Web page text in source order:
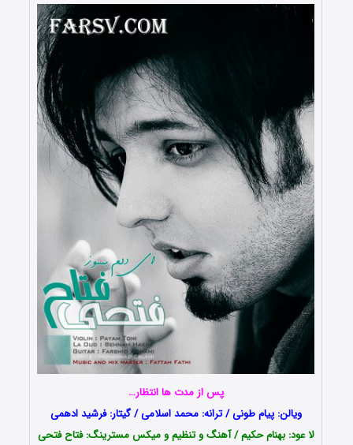
پس از مدت ها انتظار…
ویالن: پیام طونی / ترانه: ‌محمد اسلامی / گیتار: فرشید ادهمی
لا عود: بهنام حکیم / آهنگ و تنظیم و میکس مسترینگ: فتاح فتحی